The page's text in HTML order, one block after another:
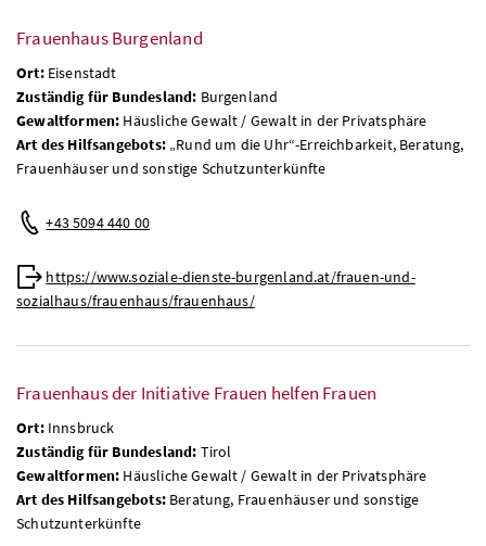
Frauenhaus Burgenland
Ort:Eisenstadt
Zuständig für Bundesland: Burgenland
Gewaltformen: Häusliche Gewalt / Gewalt in der Privatsphäre
Art des Hilfsangebots:„Rund um die Uhr“-Erreichbarkeit, Beratung,
Frauenhäuser und sonstige Schutzunterkünfte
+43 5094 440 00
https://www.soziale-dienste-burgenland.at/frauen-und-
sozialhaus/frauenhaus/frauenhaus/
Frauenhaus der Initiative Frauen helfen Frauen
Ort:Innsbruck
Zuständig für Bundesland: Tirol
Gewaltformen: Häusliche Gewalt / Gewalt in der Privatsphäre
Art des Hilfsangebots:Beratung, Frauenhäuser und sonstige
Schutzunterkünfte